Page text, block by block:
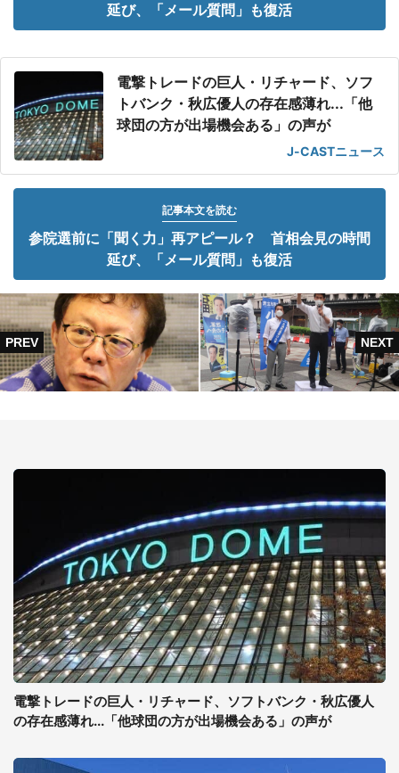
延び、「メール質問」も復活
電撃トレードの巨人・リチャード、ソフ
トバンク・秋広優人の存在感薄れ...「他
球団の方が出場機会ある」の声が
J-CASTニュース
記事本文を読む
参院選前に「聞く力」再アピール？ 首相会見の時間
延び、「メール質問」も復活
電撃トレードの巨人・リチャード、ソフトバンク・秋広優人
の存在感薄れ...「他球団の方が出場機会ある」の声が